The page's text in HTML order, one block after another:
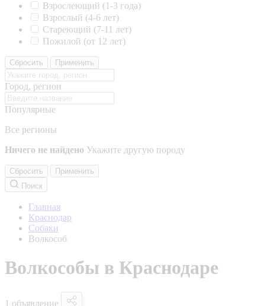
Взрослеющий (1-3 года)
Взрослый (4-6 лет)
Стареющий (7-11 лет)
Пожилой (от 12 лет)
Сбросить Применить
Город, регион
Популярные
Все регионы
Ничего не найдено Укажите другую породу
Сбросить
Применить
Поиск
Главная
Краснодар
Собаки
Волкособ
Волкособы в Краснодаре
1 объявление